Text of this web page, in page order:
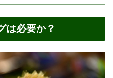
は必要か？